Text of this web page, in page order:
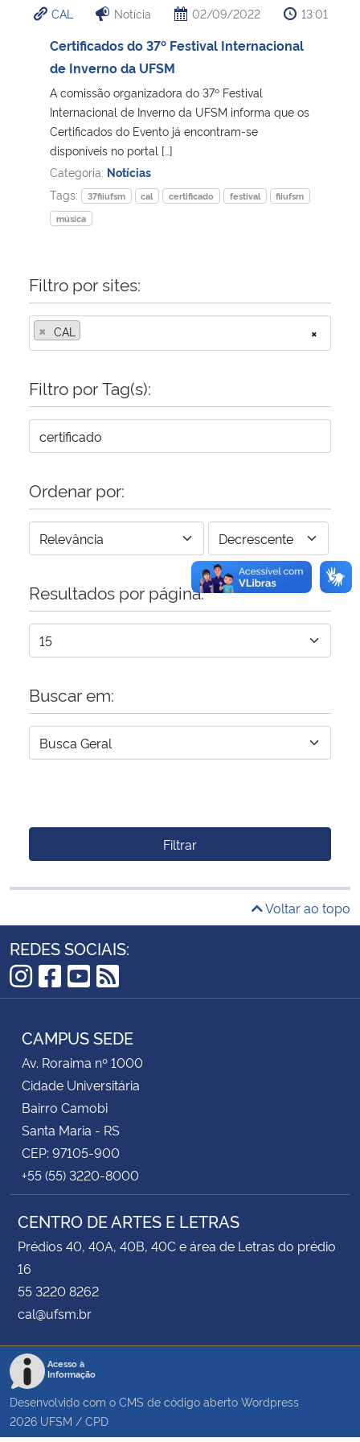
Ministério da Cidadania
Ministério de Minas e Energia
Ministério da Ciência, Tecnologia, Inovações e Comunicações
Ministério do Meio Ambiente
Ministério do Turismo
Ministério da Mulher, da Família e dos Direitos Humanos
Secretaria-Geral
Secretaria de Governo
Gabinete de Segurança Institucional
Advocacia-Geral da União
Planalto
CAL Notícia 02/09/2022 13:01
Certificados do 37º Festival Internacional
de Inverno da UFSM
A comissão organizadora do 37º Festival
Internacional de Inverno da UFSM informa que os
Certificados do Evento já encontram-se
disponíveis no portal […]
Categoria: Notícias
Tags:
37fiiufsm cal certificado festival
fiiufsm
música
Filtro por sites:
×
× CAL
Filtro por Tag(s):
Ordenar por:
Resultados por página:
Buscar em:
Filtrar
Voltar ao topo
REDES SOCIAIS:
Instagram
Facebook
YouTube
RSS
CAMPUS SEDE
Av. Roraima nº 1000
Cidade Universitária
Bairro Camobi
Santa Maria - RS
CEP: 97105-900
+55 (55) 3220-8000
CENTRO DE ARTES E LETRAS
Prédios 40, 40A, 40B, 40C e área de Letras do prédio
16
55 3220 8262
cal@ufsm.br
Acesso à
Informação
Desenvolvido com o CMS de código aberto Wordpress
2026 UFSM / CPD